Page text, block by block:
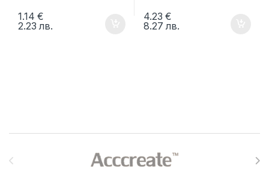
1.14€
2.23лв.
4.23€
8.27лв.